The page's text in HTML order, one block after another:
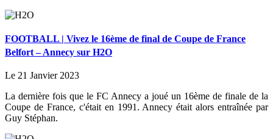
FOOTBALL | Vivez le 16ème de final de Coupe de France
Belfort – Annecy sur H2O
Le 21 Janvier 2023
La dernière fois que le FC Annecy a joué un 16ème de finale de la
Coupe de France, c'était en 1991. Annecy était alors entraînée par
Guy Stéphan.